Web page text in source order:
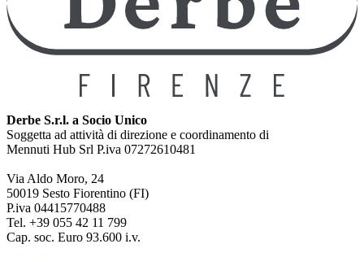
Derbe S.r.l. a Socio Unico
Soggetta ad attività di direzione e coordinamento di
Mennuti Hub Srl P.iva 07272610481
Via Aldo Moro, 24
50019 Sesto Fiorentino (FI)
P.iva 04415770488
Tel. +39 055 42 11 799
Cap. soc. Euro 93.600 i.v.